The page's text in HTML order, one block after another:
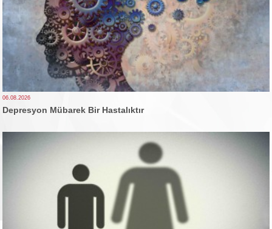
06.08.2026
Depresyon Mübarek Bir Hastalıktır